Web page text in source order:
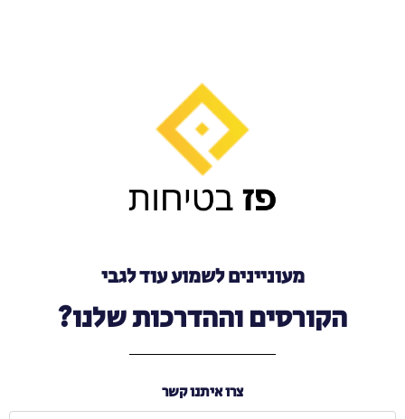
מעוניינים לשמוע עוד לגבי
הקורסים וההדרכות שלנו?
צרו איתנו קשר